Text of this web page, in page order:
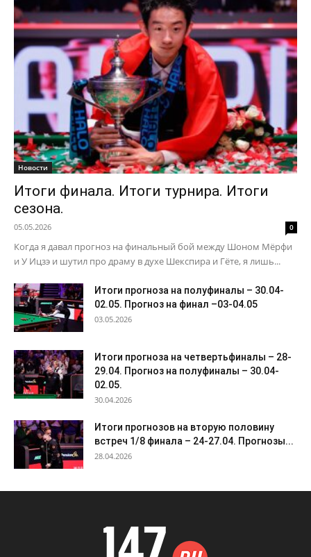
Новости
Итоги финала. Итоги турнира. Итоги
сезона.
05.05.2026 0
Когда я давал прогноз на финальный бой между Шоном Мёрфи
и У Ицзэ и шутил про драму в духе Шекспира и Гёте, я лишь...
Итоги прогноза на полуфиналы – 30.04-
02.05. Прогноз на финал –03-04.05
03.05.2026
Итоги прогноза на четвертьфиналы – 28-
29.04. Прогноз на полуфиналы – 30.04-
02.05.
30.04.2026
Итоги прогнозов на вторую половину
встреч 1/8 финала – 24-27.04. Прогнозы...
28.04.2026